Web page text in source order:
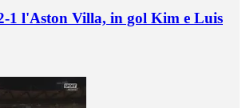
1 l'Aston Villa, in gol Kim e Luis